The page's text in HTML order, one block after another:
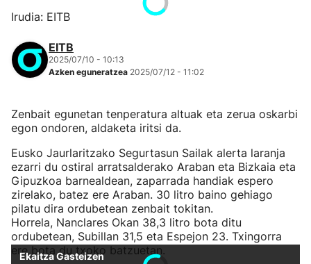
Irudia: EITB
EITB
2025/07/10 - 10:13
Azken eguneratzea 2025/07/12 - 11:02
Zenbait egunetan tenperatura altuak eta zerua oskarbi
egon ondoren, aldaketa iritsi da.
Eusko Jaurlaritzako Segurtasun Sailak alerta laranja
ezarri du ostiral arratsalderako Araban eta Bizkaia eta
Gipuzkoa barnealdean, zaparrada handiak espero
zirelako, batez ere Araban. 30 litro baino gehiago
pilatu dira ordubetean zenbait tokitan.
Horrela, Nanclares Okan 38,3 litro bota ditu
ordubetean, Subillan 31,5 eta Espejon 23. Txingorra
ere bota du txoko batzuetan.
Ekaitza Gasteizen